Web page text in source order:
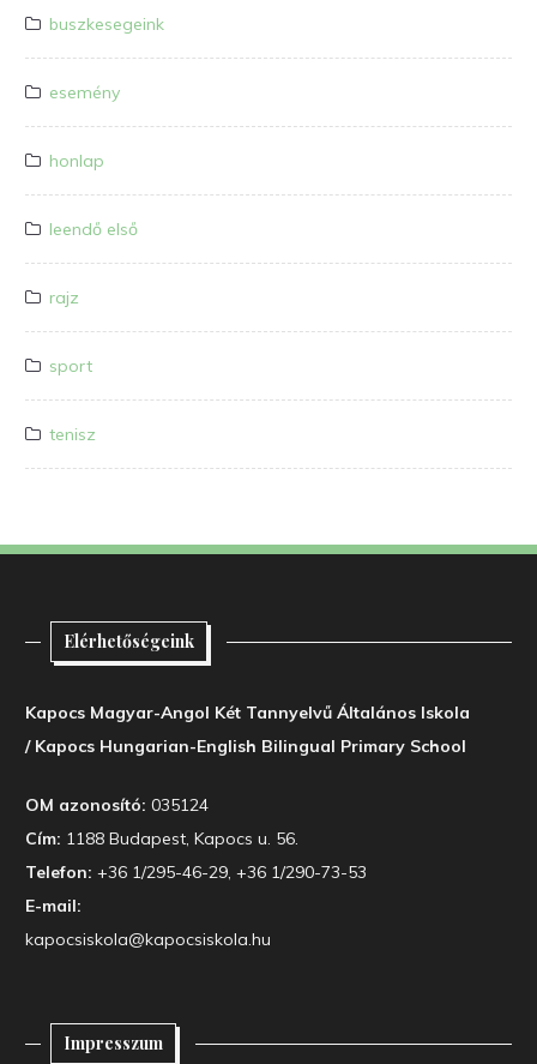
buszkesegeink
esemény
honlap
leendő első
rajz
sport
tenisz
Elérhetőségeink
Kapocs Magyar-Angol Két Tannyelvű Általános Iskola
/ Kapocs Hungarian-English Bilingual Primary School
OM azonosító: 035124
Cím: 1188 Budapest, Kapocs u. 56.
Telefon: +36 1/295-46-29, +36 1/290-73-53
E-mail:
kapocsiskola@kapocsiskola.hu
Impresszum